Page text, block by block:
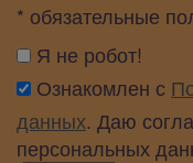
* обязательные
Я не робот!
Ознакомлен с
данных. Даю
персональных